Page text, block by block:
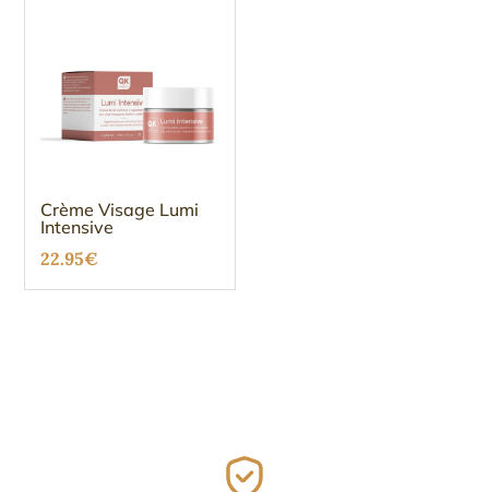
Crème Visage Lumi
Intensive
22.95€